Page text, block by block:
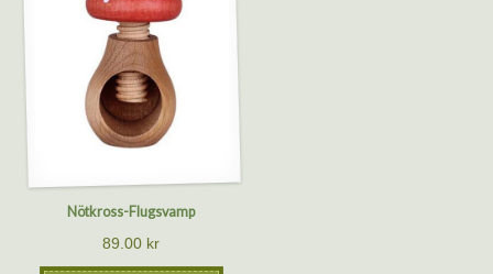
Nötkross-Flugsvamp
89.00 kr